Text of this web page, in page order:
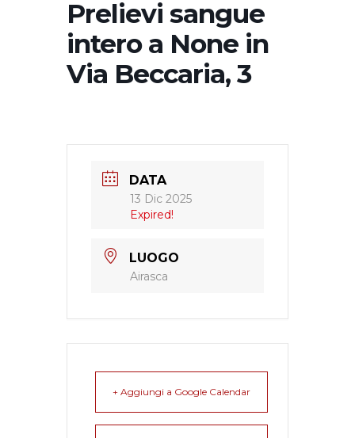
Prelievi sangue
intero a None in
Via Beccaria, 3
DATA
13 Dic 2025
Expired!
LUOGO
Airasca
+ Aggiungi a Google Calendar